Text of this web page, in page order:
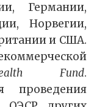
Германии,
Норвегии,
и США.
Fund.
проведения